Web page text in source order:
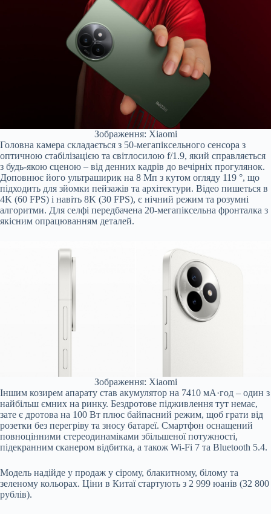
Зображення: Xiaomi
Головна камера складається з 50-мегапіксельного сенсора з
оптичною стабілізацією та світлосилою f/1.9, який справляється
з будь-якою сценою – від денних кадрів до вечірніх прогулянок.
Доповнює його ультраширик на 8 Мп з кутом огляду 119 °, що
підходить для зйомки пейзажів та архітектури. Відео пишеться в
4K (60 FPS) і навіть 8K (30 FPS), є нічний режим та розумні
алгоритми. Для селфі передбачена 20-мегапіксельна фронталка з
якісним опрацюванням деталей.
Зображення: Xiaomi
Іншим козирем апарату став акумулятор на 7410 мА·год – один з
найбільш ємних на ринку. Бездротове підживлення тут немає,
зате є дротова на 100 Вт плюс байпасний режим, щоб грати від
розетки без перегріву та зносу батареї. Смартфон оснащений
повноцінними стереодинаміками збільшеної потужності,
підекранним сканером відбитка, а також Wi-Fi 7 та Bluetooth 5.4.
Модель надійде у продаж у сірому, блакитному, білому та
зеленому кольорах. Ціни в Китаї стартують з 2 999 юанів (32 800
рублів).